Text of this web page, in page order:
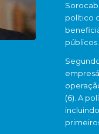
político
públicos.
(6). A